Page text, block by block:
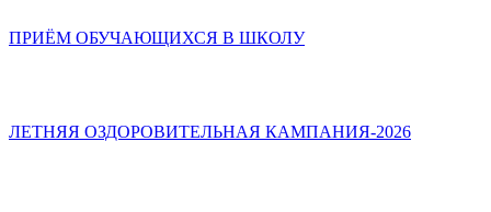
ПРИЁМ ОБУЧАЮЩИХСЯ В ШКОЛУ
ЛЕТНЯЯ ОЗДОРОВИТЕЛЬНАЯ КАМПАНИЯ-2026